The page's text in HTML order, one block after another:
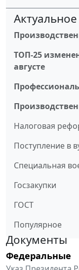
Актуальное
ТОП-25
августе
Налоговая
Поступление в
Специальная
Госзакупки
ГОСТ
Популярное
Документы
Федеральные